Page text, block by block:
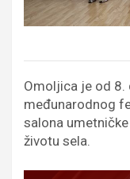
Omoljica je od 8.
međunarodnog
salona
životu sela.